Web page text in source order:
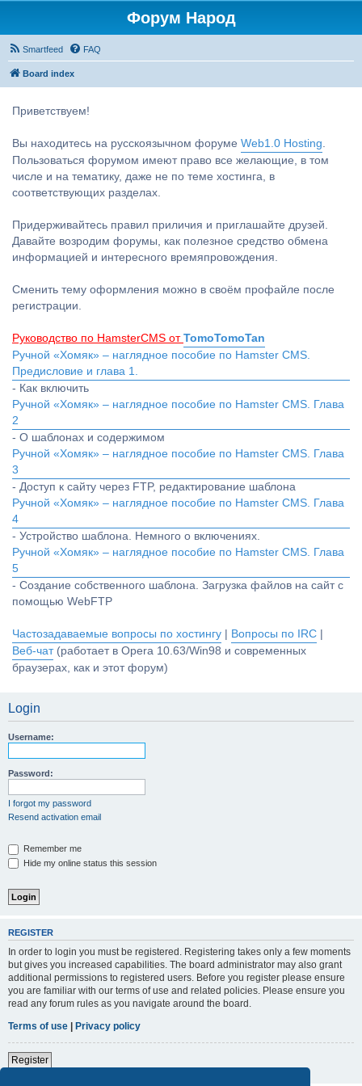
Форум Народ
Smartfeed FAQ
Board index
Приветствуем!
Вы находитесь на русскоязычном форуме Web1.0 Hosting.
Пользоваться форумом имеют право все желающие, в том
числе и на тематику, даже не по теме хостинга, в
соответствующих разделах.
Придерживайтесь правил приличия и приглашайте друзей.
Давайте возродим форумы, как полезное средство обмена
информацией и интересного времяпровождения.
Сменить тему оформления можно в своём профайле после
регистрации.
Руководство по HamsterCMS от TomoTomoTan
Ручной «Хомяк» – наглядное пособие по Hamster CMS.
Предисловие и глава 1.
- Как включить
Ручной «Хомяк» – наглядное пособие по Hamster CMS. Глава
2
- О шаблонах и содержимом
Ручной «Хомяк» – наглядное пособие по Hamster CMS. Глава
3
- Доступ к сайту через FTP, редактирование шаблона
Ручной «Хомяк» – наглядное пособие по Hamster CMS. Глава
4
- Устройство шаблона. Немного о включениях.
Ручной «Хомяк» – наглядное пособие по Hamster CMS. Глава
5
- Создание собственного шаблона. Загрузка файлов на сайт с
помощью WebFTP
Частозадаваемые вопросы по хостингу Вопросы по IRC
Веб-чат(работает в Opera 10.63/Win98 и современных
браузерах, как и этот форум)
Login
Username:
Password:
I forgot my password
Resend activation email
Remember me
Hide my online status this session
REGISTER
In order to login you must be registered. Registering takes only a few moments
but gives you increased capabilities. The board administrator may also grant
additional permissions to registered users. Before you register please ensure
you are familiar with our terms of use and related policies. Please ensure you
read any forum rules as you navigate around the board.
Terms of use | Privacy policy
Register